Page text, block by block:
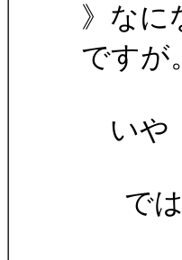
》なに
ですが。
いや
では